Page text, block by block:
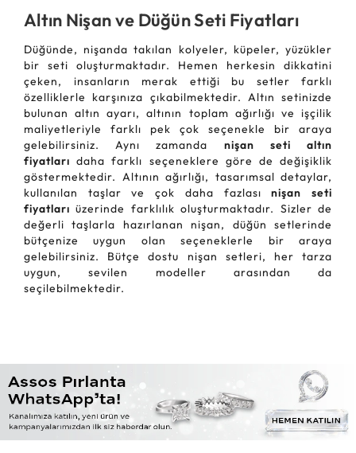
Altın Nişan ve Düğün Seti Fiyatları
Düğünde, nişanda takılan kolyeler, küpeler, yüzükler
bir seti oluşturmaktadır. Hemen herkesin dikkatini
çeken, insanların merak ettiği bu setler farklı
özelliklerle karşınıza çıkabilmektedir. Altın setinizde
bulunan altın ayarı, altının toplam ağırlığı ve işçilik
maliyetleriyle farklı pek çok seçenekle bir araya
gelebilirsiniz. Aynı zamanda nişan seti altın
fiyatları daha farklı seçeneklere göre de değişiklik
göstermektedir. Altının ağırlığı, tasarımsal detaylar,
kullanılan taşlar ve çok daha fazlasınişan seti
fiyatlarıüzerinde farklılık oluşturmaktadır. Sizler de
değerli taşlarla hazırlanan nişan, düğün setlerinde
bütçenize uygun olan seçeneklerle bir araya
gelebilirsiniz. Bütçe dostu nişan setleri, her tarza
uygun, sevilen modeller arasından da
seçilebilmektedir.